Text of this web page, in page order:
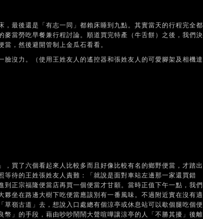
，最後還是「有志一同」都賴床睡到九點。其實當天的行程完全都
麥當勞吃早餐兼行程討論。順道買完特產（牛舌餅）之後，我們決
，然後避開管制上金瓜石看看。
臉沒力。（使用王姓友人的遙控器和張姓友人的可愛腳架及相機達
，買了六個看起來人比較多而且好像比較有名的鄉野便當，才踏出
等待的王姓張姓友人責難：「就說是面對車站左邊那一家還買錯
到正宗福隆便當店再買一個便當才甘願。當時正值下午一點，我們
夥坐在路邊大樹下吃便當應該別有一番風味。不過附近實在沒有適
草嶺古道」去，想說入口處總有個涼亭或休息站可以歇個腿吃個便
幣」的手段，藉由吵吵鬧鬧大聲喧嘩讓涼亭的人「不勝其擾」後離